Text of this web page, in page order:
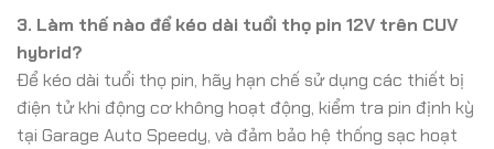
3. Làm thế nào để kéo dài tuổi thọ pin 12V trên CUV
hybrid?
Để kéo dài tuổi thọ pin, hãy hạn chế sử dụng các thiết bị
điện tử khi động cơ không hoạt động, kiểm tra pin định kỳ
tại Garage Auto Speedy, và đảm bảo hệ thống sạc hoạt